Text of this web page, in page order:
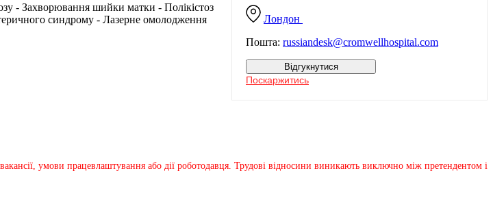
Лондон
Пошта: russiandesk@cromwellhospital.com
Відгукнутися
Поскаржитись
- Захворювання шийки матки - Полікістоз
синдрому - Лазерне омолодження
умови працевлаштування або дії роботодавця. Трудові відносини виникають виключно між претендентом і